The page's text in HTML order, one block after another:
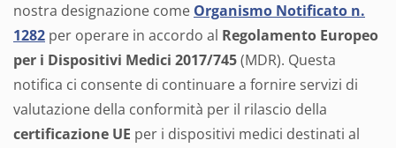
nostra designazione come Organismo Notificato n.
1282 per operare in accordo al Regolamento Europeo
per i Dispositivi Medici 2017/745(MDR). Questa
notifica ci consente di continuare a fornire servizi di
valutazione della conformità per il rilascio della
certificazione UE per i dispositivi medici destinati al